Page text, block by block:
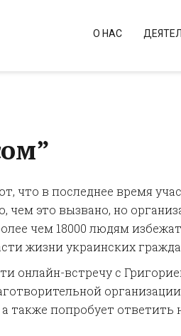
О НАС
что в последнее время
чем это вызвано, но
чем 18000 людям
жизни украинских
онлайн-встречу с
также попробует